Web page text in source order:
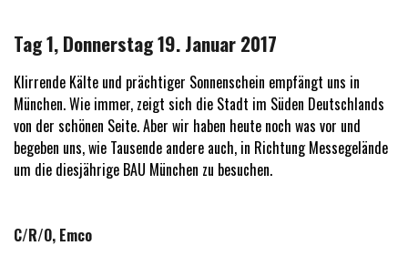
Tag 1, Donnerstag 19. Januar 2017
Klirrende Kälte und prächtiger Sonnenschein empfängt uns in
München. Wie immer, zeigt sich die Stadt im Süden Deutschlands
von der schönen Seite. Aber wir haben heute noch was vor und
begeben uns, wie Tausende andere auch, in Richtung Messegelände
um die diesjährige BAU München zu besuchen.
C/R/O, Emco